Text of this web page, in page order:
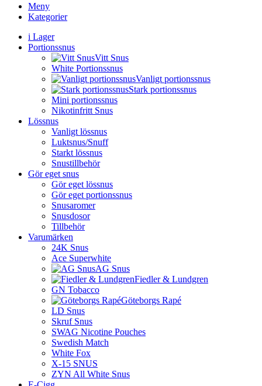
Meny
Kategorier
i Lager
Portionssnus
Vitt Snus
White Portionssnus
Vanligt portionssnus
Stark portionssnus
Mini portionssnus
Nikotinfritt Snus
Lössnus
Vanligt lössnus
Luktsnus/Snuff
Starkt lössnus
Snustillbehör
Gör eget snus
Gör eget lössnus
Gör eget portionssnus
Snusaromer
Snusdosor
Tillbehör
Varumärken
24K Snus
Ace Superwhite
AG Snus
Fiedler & Lundgren
GN Tobacco
Göteborgs Rapé
LD Snus
Skruf Snus
SWAG Nicotine Pouches
Swedish Match
White Fox
X-15 SNUS
ZYN All White Snus